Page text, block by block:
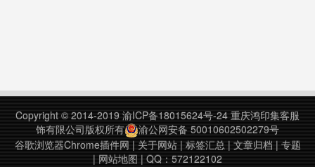
Copyright © 2014-2019 渝ICP备18015624号-24 重庆鸿印集客服
饰有限公司版权所有
渝公网安备 50010602502279号
谷歌浏览器Chrome插件网 | 关于网站| 标签汇总| 文章归档 | 专题
| 网站地图 | QQ：572122102